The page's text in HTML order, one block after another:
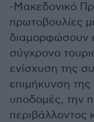
-Μακεδονικό
πρωτοβουλίες
διαμορφώσουν
σύγχρονο
ενίσχυση της
επιμήκυνση
υποδομές, την
περιβάλλοντος